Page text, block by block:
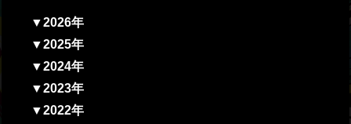
▼2026年
▼2025年
▼2024年
▼2023年
▼2022年